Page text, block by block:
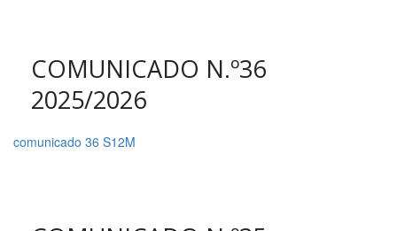
COMUNICADO N.º36
2025/2026
comunicado 36 S12M